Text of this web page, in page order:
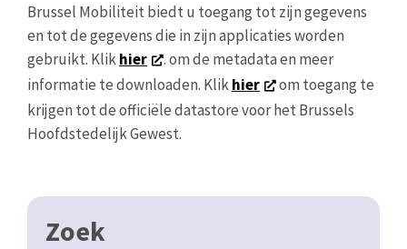
Brussel Mobiliteit biedt u toegang tot zijn gegevens
en tot de gegevens die in zijn applicaties worden
gebruikt. Klikhier
. om de metadata en meer
informatie te downloaden. Klikhier
om toegang te
krijgen tot de officiële datastore voor het Brussels
Hoofdstedelijk Gewest.
Zoek